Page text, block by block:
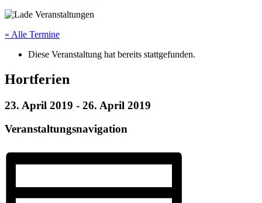
« Alle Termine
Diese Veranstaltung hat bereits stattgefunden.
Hortferien
23. April 2019 - 26. April 2019
Veranstaltungsnavigation